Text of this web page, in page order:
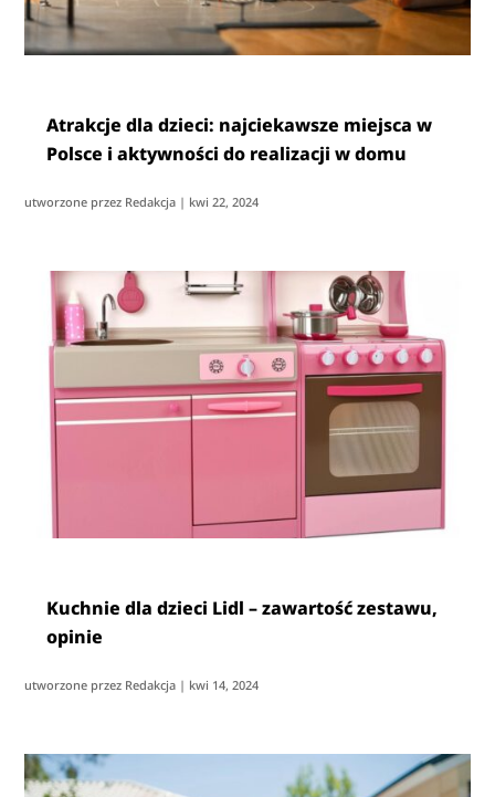
Atrakcje dla dzieci: najciekawsze miejsca w
Polsce i aktywności do realizacji w domu
utworzone przez Redakcja | kwi 22, 2024
Kuchnie dla dzieci Lidl – zawartość zestawu,
opinie
utworzone przez Redakcja | kwi 14, 2024